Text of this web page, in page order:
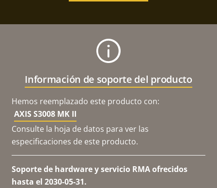
Información de soporte del producto
Hemos reemplazado este producto con:
AXIS S3008 MK II
Consulte la hoja de datos para ver las
especificaciones de este producto.
Soporte de hardware y servicio RMA ofrecidos
hasta el 2030-05-31.